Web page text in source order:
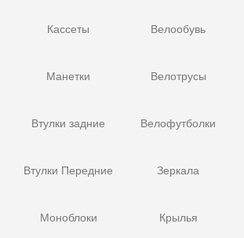
Кассеты
Манетки
Втулки задние
Втулки Передние
Моноблоки
Велообувь
Велотрусы
Велофутболки
Зеркала
Крылья